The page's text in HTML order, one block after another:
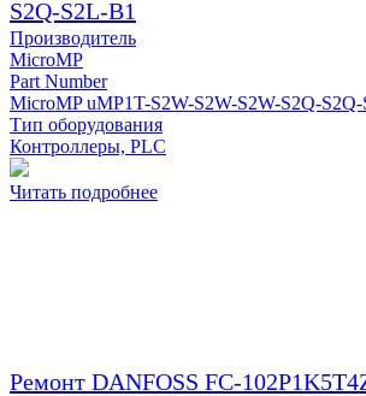
S2Q-S2L-B1
Производитель
MicroMP
Part Number
MicroMP uMP1T-S2W-S2W-S2W-S2Q-S2Q-
Тип оборудования
Контроллеры, PLC
Читать подробнее
Ремонт DANFOSS FC-